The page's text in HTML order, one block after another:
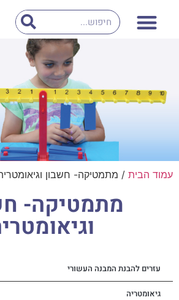
עמוד הבית / מתמטיקה- חשבון
מתמטיקה-
עזרים להבנת המבנה העשורי
גיאומטריה